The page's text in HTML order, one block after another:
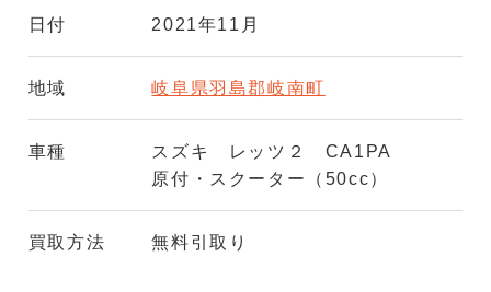
日付 2021年11月
地域 岐阜県羽島郡岐南町
車種
スズキ レッツ２ CA1PA
原付・スクーター（50cc）
買取方法 無料引取り